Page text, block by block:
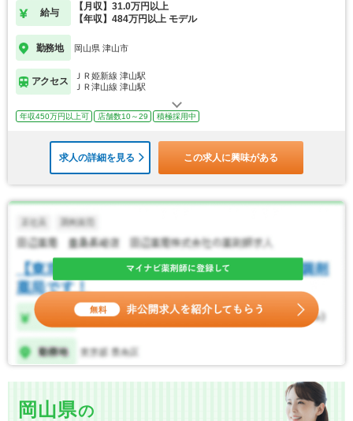
給与
【月収】31.0万円以上
【年収】484万円以上 モデル
勤務地 岡山県 津山市
アクセス
ＪＲ姫新線 津山駅
ＪＲ津山線 津山駅
年収450万円以上可 店舗数10～29 積極採用中
求人の詳細を見る この求人に興味がある
岡山県の